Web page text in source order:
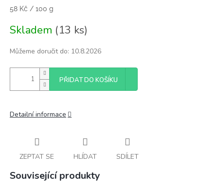
Měrná
58 Kč / 100 g
Skladem (13 ks)
Můžeme doručit do: 10.8.2026
PŘIDAT DO KOŠÍKU
Detailní informace
ZEPTAT SE HLÍDAT SDÍLET
Související produkty